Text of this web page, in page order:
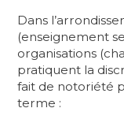
Dans
(enseignement
organisations
pratiquent la
fait de notoriété
terme :